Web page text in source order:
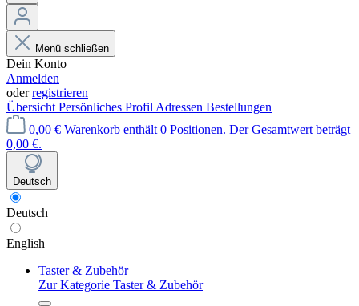
Menü schließen
Dein Konto
Anmelden
oderregistrieren
Übersicht Persönliches Profil Adressen Bestellungen
0,00 € Warenkorb enthält 0 Positionen. Der Gesamtwert beträgt
0,00 €.
Deutsch
Deutsch
English
Taster & Zubehör
Zur Kategorie Taster & Zubehör